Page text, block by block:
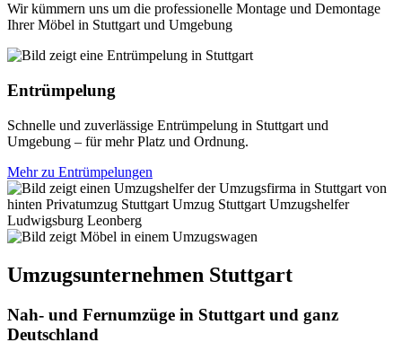
Wir kümmern uns um die professionelle Montage und Demontage
Ihrer Möbel in Stuttgart und Umgebung
Entrümpelung
Schnelle und zuverlässige Entrümpelung in Stuttgart und
Umgebung – für mehr Platz und Ordnung.
Mehr zu Entrümpelungen
Umzugsunternehmen Stuttgart
Nah- und Fernumzüge in Stuttgart und ganz
Deutschland